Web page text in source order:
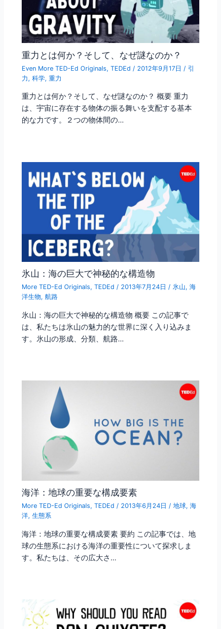
重力とは何か？そして、なぜ謎なのか？
Even More TED-Ed Originals,TEDEd / 2012年9月17日 / 引
力 ,科学,重力
重力とは何か？そして、なぜ謎なのか？ 概要 重力
は、宇宙に存在する物体の振る舞いを支配する基本
的な力です。２つの物体間の…
氷山：海の巨大で神秘的な構造物
More TED-Ed Originals,TEDEd / 2013年7月24日/氷山,海
洋生物,航路
氷山：海の巨大で神秘的な構造物 概要 この記事で
は、私たちは氷山の魅力的な世界に深く入り込みま
す。氷山の形成、分類、航路…
海洋：地球の重要な構成要素
More TED-Ed Originals,TEDEd / 2013年6月24日/地球,海
洋,生態系
海洋：地球の重要な構成要素 要約 この記事では、地
球の生態系における海洋の重要性について探求しま
す。私たちは、その広大さ…